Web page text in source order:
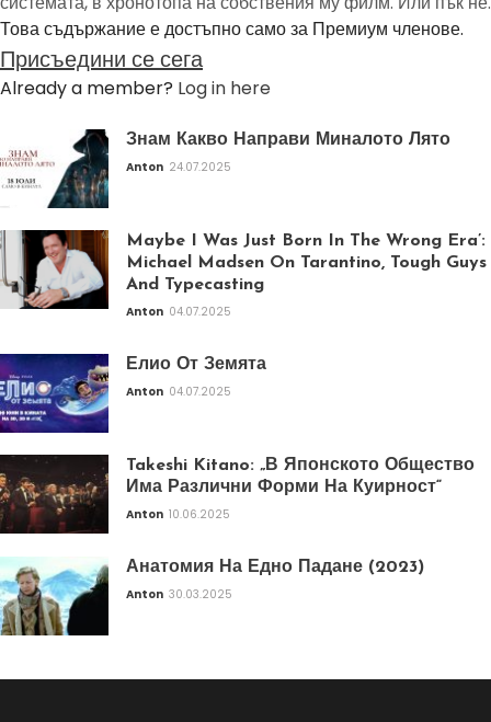
Това съдържание е достъпно само за Премиум членове.
Присъедини се сега
Already a member? Log in here
Знам Какво Направи Миналото Лято
Anton 24.07.2025
Maybe I Was Just Born In The Wrong Era’:
Michael Madsen On Tarantino, Tough Guys
And Typecasting
Anton 04.07.2025
Елио От Земята
Anton 04.07.2025
Takeshi Kitano: „В Японското Общество
Има Различни Форми На Куирност“
Anton 10.06.2025
Анатомия На Едно Падане (2023)
Anton 30.03.2025